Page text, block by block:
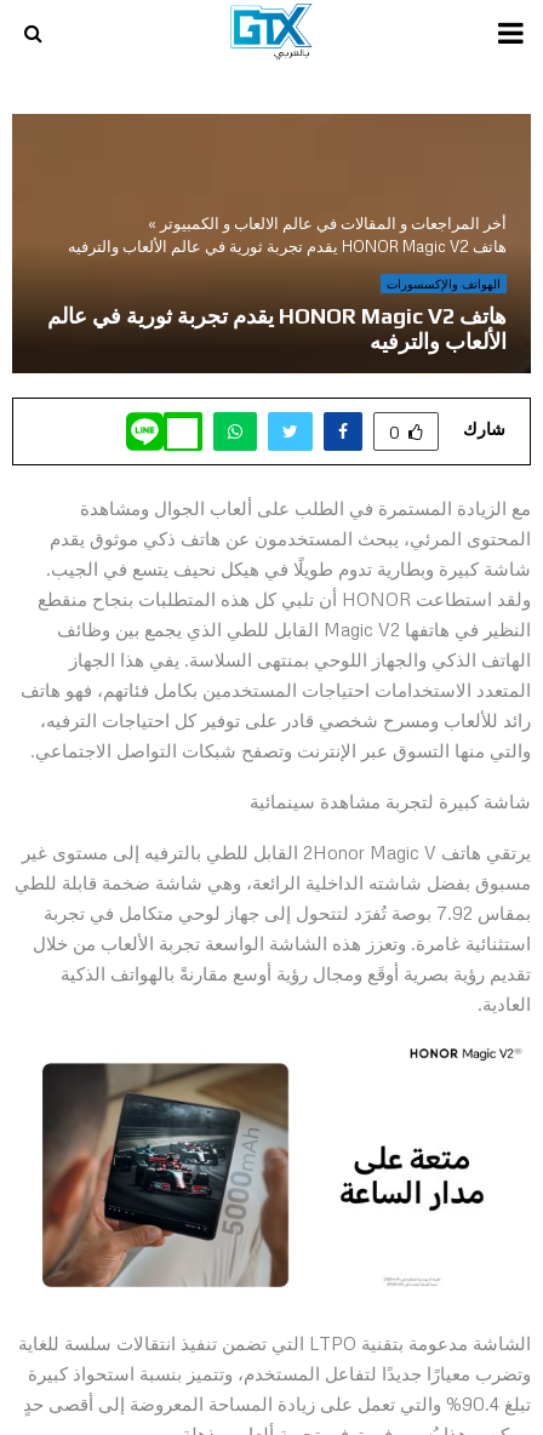
PRIMARY
أخر المراجعات و المقالات في عالم الالعاب و الكمبيوتر »
هاتف HONOR Magic V2 يقدم تجربة ثورية في عالم الألعاب والترفيه
الهواتف والإكسسورات
هاتف HONOR Magic V2 يقدم تجربة ثورية في عالم
الألعاب والترفيه
شارك 0
مع الزيادة المستمرة في الطلب على ألعاب الجوال ومشاهدة
المحتوى المرئي، يبحث المستخدمون عن هاتف ذكي موثوق يقدم
شاشة كبيرة وبطارية تدوم طويلًا في هيكل نحيف يتسع في الجيب.
ولقد استطاعت HONOR أن تلبي كل هذه المتطلبات بنجاح منقطع
النظير في هاتفها Magic V2 القابل للطي الذي يجمع بين وظائف
الهاتف الذكي والجهاز اللوحي بمنتهى السلاسة. يفي هذا الجهاز
المتعدد الاستخدامات احتياجات المستخدمين بكامل فئاتهم، فهو هاتف
رائد للألعاب ومسرح شخصي قادر على توفير كل احتياجات الترفيه،
والتي منها التسوق عبر الإنترنت وتصفح شبكات التواصل الاجتماعي.
شاشة كبيرة لتجربة مشاهدة سينمائية
يرتقي هاتف 2Honor Magic V القابل للطي بالترفيه إلى مستوى غير
مسبوق بفضل شاشته الداخلية الرائعة، وهي شاشة ضخمة قابلة للطي
بمقاس 7.92 بوصة تُفرَد لتتحول إلى جهاز لوحي متكامل في تجربة
استثنائية غامرة. وتعزز هذه الشاشة الواسعة تجربة الألعاب من خلال
تقديم رؤية بصرية أوقَع ومجال رؤية أوسع مقارنةً بالهواتف الذكية
العادية.
الشاشة مدعومة بتقنية LTPO التي تضمن تنفيذ انتقالات سلسة للغاية
وتضرب معيارًا جديدًا لتفاعل المستخدم، وتتميز بنسبة استحواذ كبيرة
تبلغ 90.4% والتي تعمل على زيادة المساحة المعروضة إلى أقصى حدٍ